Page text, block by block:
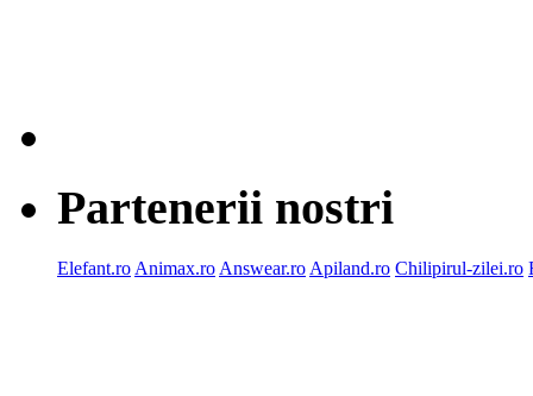
Partenerii nostri
Elefant.ro Animax.ro Answear.ro Apiland.ro Chilipirul-zilei.ro